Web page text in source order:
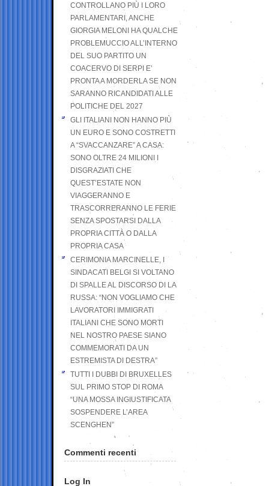
CONTROLLANO PIÙ I LORO
PARLAMENTARI, ANCHE
GIORGIA MELONI HA QUALCHE
PROBLEMUCCIO ALL’INTERNO
DEL SUO PARTITO UN
COACERVO DI SERPI E’
PRONTA A MORDERLA SE NON
SARANNO RICANDIDATI ALLE
POLITICHE DEL 2027
GLI ITALIANI NON HANNO PIÙ
UN EURO E SONO COSTRETTI
A “SVACCANZARE” A CASA:
SONO OLTRE 24 MILIONI I
DISGRAZIATI CHE
QUEST’ESTATE NON
VIAGGERANNO E
TRASCORRERANNO LE FERIE
SENZA SPOSTARSI DALLA
PROPRIA CITTÀ O DALLA
PROPRIA CASA
CERIMONIA MARCINELLE, I
SINDACATI BELGI SI VOLTANO
DI SPALLE AL DISCORSO DI LA
RUSSA: “NON VOGLIAMO CHE
LAVORATORI IMMIGRATI
ITALIANI CHE SONO MORTI
NEL NOSTRO PAESE SIANO
COMMEMORATI DA UN
ESTREMISTA DI DESTRA”
TUTTI I DUBBI DI BRUXELLES
SUL PRIMO STOP DI ROMA
“UNA MOSSA INGIUSTIFICATA
SOSPENDERE L’AREA
SCENGHEN”
Commenti recenti
Log In